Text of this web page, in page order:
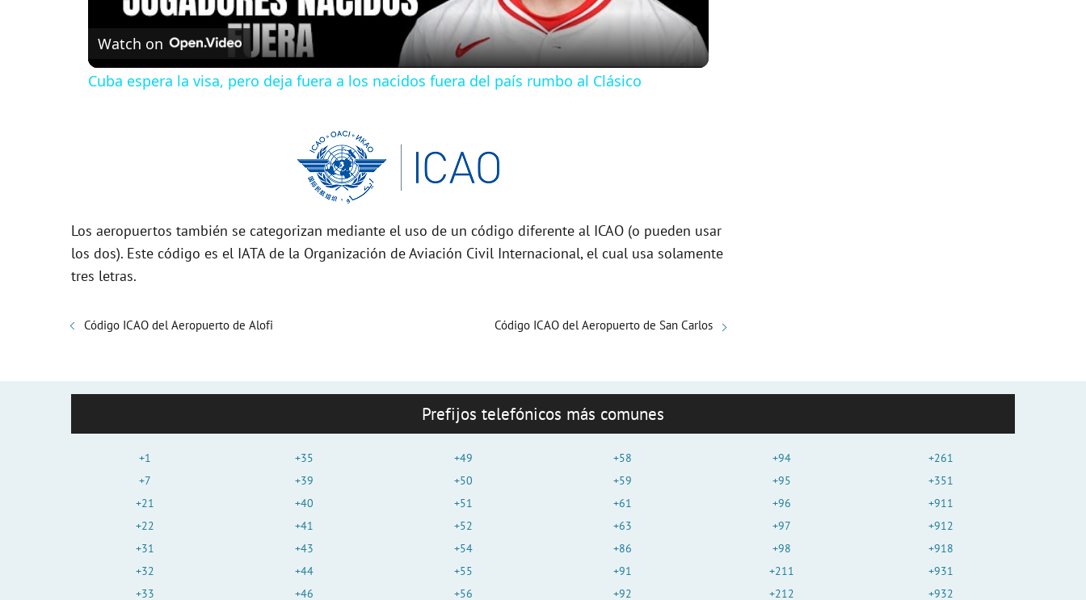
a
y
e
Watch on
Cuba espera la visa, pero deja fuera a los nacidos fuera del país rumbo al Clásico
Los aeropuertos también se categorizan mediante el uso de un código diferente al ICAO (o pueden usar
los dos). Este código es el IATA de la Organización de Aviación Civil Internacional, el cual usa solamente
tres letras.
Código ICAO del Aeropuerto de Alofi Código ICAO del Aeropuerto de San Carlos
Prefijos telefónicos más comunes
+1
+7
+21
+22
+31
+32
+33
+35
+39
+40
+41
+43
+44
+46
+49
+50
+51
+52
+54
+55
+56
+58
+59
+61
+63
+86
+91
+92
+94
+95
+96
+97
+98
+211
+212
+261
+351
+911
+912
+918
+931
+932